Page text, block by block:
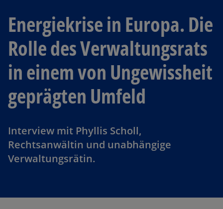
Energiekrise in Europa. Die
Rolle des Verwaltungsrats
in einem von Ungewissheit
geprägten Umfeld
Interview mit Phyllis Scholl,
Rechtsanwältin und unabhängige
Verwaltungsrätin.